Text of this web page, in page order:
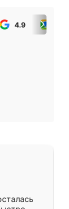
4.9